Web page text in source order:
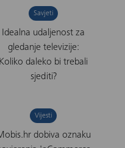
Savjeti
Idealna udaljenost za
gledanje televizije:
Koliko daleko bi trebali
sjediti?
Vijesti
dobiva oznaku